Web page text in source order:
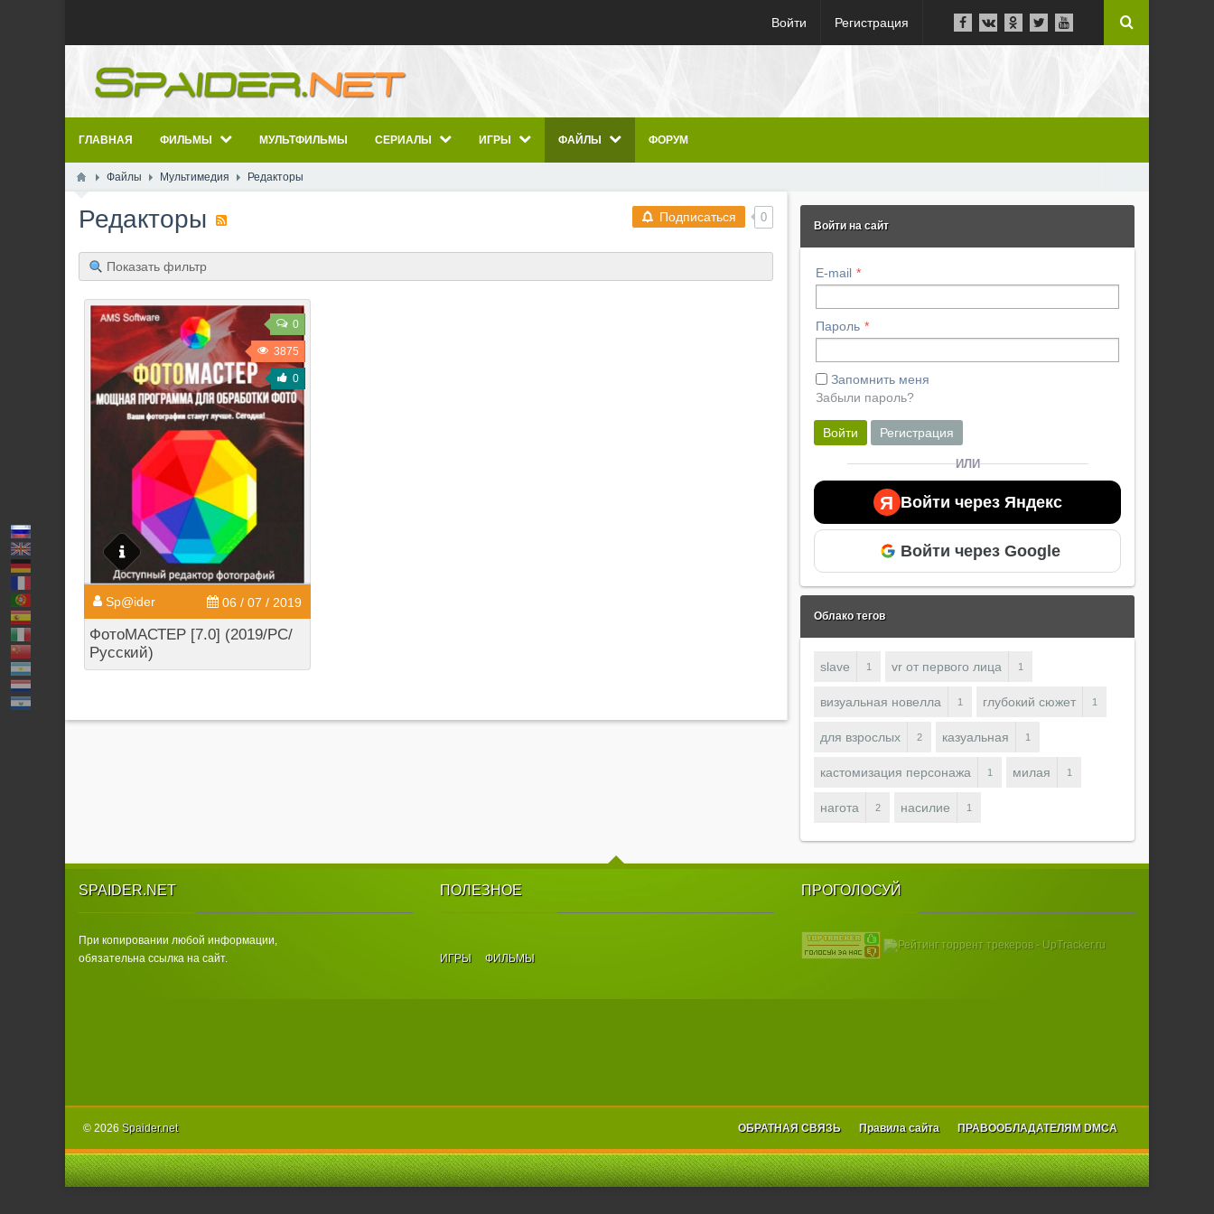
Войти Регистрация
ГЛАВНАЯ ФИЛЬМЫ МУЛЬТФИЛЬМЫ СЕРИАЛЫ ИГРЫ ФАЙЛЫ ФОРУМ
Файлы Мультимедия Редакторы
Подписаться 0
Редакторы
Показать фильтр
0
3875
0
Sp@ider 06 / 07 / 2019
ФотоМАСТЕР [7.0] (2019/PC/
Русский)
Войти на сайт
E-mail
Пароль
Запомнить меня
Забыли пароль?
Войти Регистрация
ИЛИ
Я Войти через Яндекс
Войти через Google
Облако тегов
slave 1 vr от первого лица 1
визуальная новелла 1 глубокий сюжет 1
для взрослых 2 казуальная 1
кастомизация персонажа 1 милая 1
нагота 2 насилие 1
SPAIDER.NET
При копировании любой информации,
обязательна ссылка на сайт.
ПОЛЕЗНОЕ
ИГРЫ ФИЛЬМЫ
ПРОГОЛОСУЙ
© 2026 Spаider.net ОБРАТНАЯ СВЯЗЬ Правила сайта ПРАВООБЛАДАТЕЛЯМ DMCA